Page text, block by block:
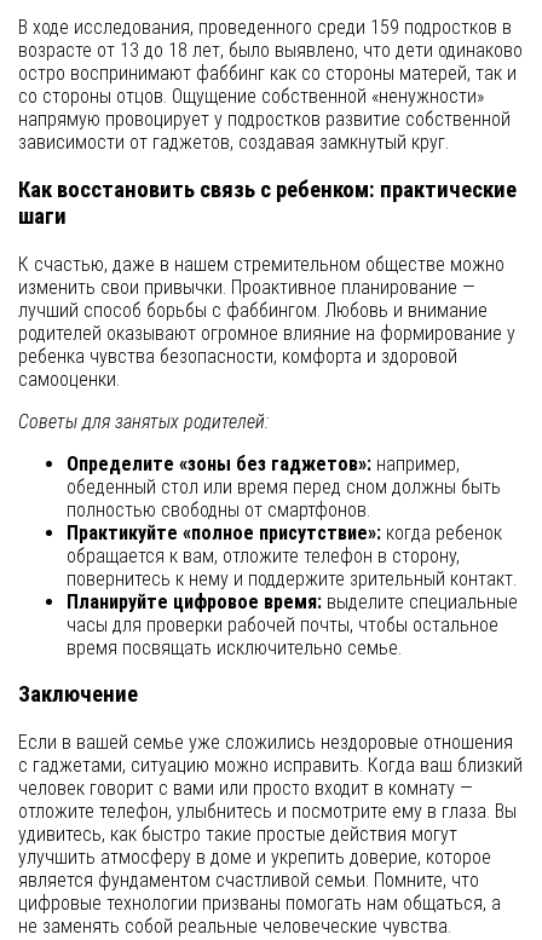
В ходе исследования, проведенного среди 159 подростков в
возрасте от 13 до 18 лет, было выявлено, что дети одинаково
остро воспринимают фаббинг как со стороны матерей, так и
со стороны отцов. Ощущение собственной «ненужности»
напрямую провоцирует у подростков развитие собственной
зависимости от гаджетов, создавая замкнутый круг.
Как восстановить связь с ребенком: практические
шаги
К счастью, даже в нашем стремительном обществе можно
изменить свои привычки. Проактивное планирование —
лучший способ борьбы с фаббингом. Любовь и внимание
родителей оказывают огромное влияние на формирование у
ребенка чувства безопасности, комфорта и здоровой
самооценки.
Советы для занятых родителей:
Определите «зоны без гаджетов»: например,
обеденный стол или время перед сном должны быть
полностью свободны от смартфонов.
Практикуйте «полное присутствие»: когда ребенок
обращается к вам, отложите телефон в сторону,
повернитесь к нему и поддержите зрительный контакт.
Планируйте цифровое время: выделите специальные
часы для проверки рабочей почты, чтобы остальное
время посвящать исключительно семье.
Заключение
Если в вашей семье уже сложились нездоровые отношения
с гаджетами, ситуацию можно исправить. Когда ваш близкий
человек говорит с вами или просто входит в комнату —
отложите телефон, улыбнитесь и посмотрите ему в глаза. Вы
удивитесь, как быстро такие простые действия могут
улучшить атмосферу в доме и укрепить доверие, которое
является фундаментом счастливой семьи. Помните, что
цифровые технологии призваны помогать нам общаться, а
не заменять собой реальные человеческие чувства.